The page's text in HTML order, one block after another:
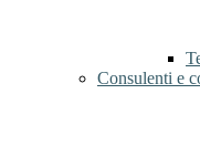
Consulenti e